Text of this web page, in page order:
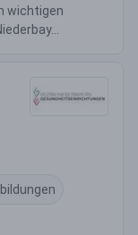
wichtigen